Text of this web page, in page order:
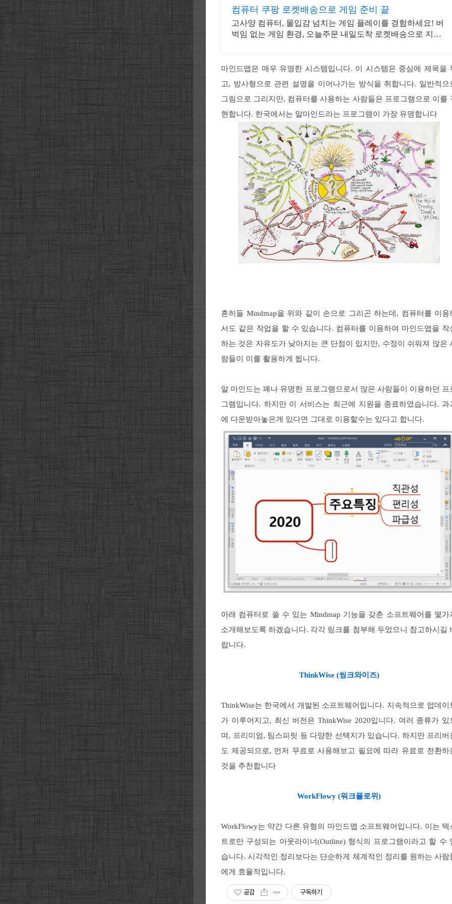
컴퓨터 쿠팡 로켓배송으로 게임 준비 끝
고사양 컴퓨터, 몰입감 넘치는 게임 플레이를 경험하세요! 버
벅임 없는 게임 환경, 오늘주문 내일도착 로켓배송으로 지금
마인드맵은 매우 유명한 시스템입니다. 이 시스템은 중심에 제목을
고, 방사형으로 관련 설명을 이어나가는 방식을 취합니다. 일반적으
그림으로 그리지만, 컴퓨터를 사용하는 사람들은 프로그램으로 이를
현합니다. 한국에서는 알마인드라는 프로그램이 가장 유명합니다
흔히들 Mindmap을 위와 같이 손으로 그리곤 하는데, 컴퓨터를 이용
서도 같은 작업을 할 수 있습니다. 컴퓨터를 이용하여 마인드맵을 작
하는 것은 자유도가 낮아지는 큰 단점이 있지만, 수정이 쉬워져 많은
람들이 이를 활용하게 됩니다.
알 마인드는 꽤나 유명한 프로그램으로서 많은 사람들이 이용하던 프
그램입니다. 하지만 이 서비스는 최근에 지원을 종료하였습니다. 과
에 다운받아놓은게 있다면 그대로 이용할수는 있다고 합니다.
아래 컴퓨터로 쓸 수 있는 Mindmap 기능을 갖춘 소프트웨어를 몇가
소개해보도록 하겠습니다. 각각 링크를 첨부해 두었으니 참고하시길
랍니다.
ThinkWise (씽크와이즈)
ThinkWise는 한국에서 개발된 소프트웨어입니다. 지속적으로 업데이
가 이루어지고, 최신 버전은 ThinkWise 2020입니다. 여러 종류가 있
며, 프리미엄, 팀스피릿 등 다양한 선택지가 있습니다. 하지만 프리버
도 제공되므로, 먼저 무료로 사용해보고 필요에 따라 유료로 전환하
것을 추천합니다
WorkFlowy (워크플로위)
WorkFlowy는 약간 다른 유형의 마인드맵 소프트웨어입니다. 이는 텍
트로만 구성되는 아웃라이너(Outline) 형식의 프로그램이라고 할 수
습니다. 시각적인 정리보다는 단순하게 체계적인 정리를 원하는 사람
에게 효율적입니다.
공감 구독하기